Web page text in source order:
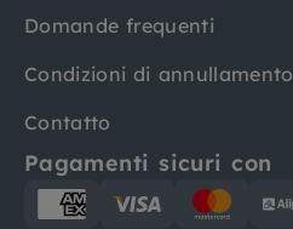
Domande frequenti
Condizioni di annullamento
Contatto
Pagamenti sicuri con